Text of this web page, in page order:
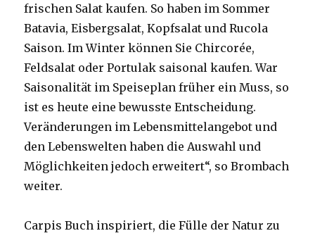
frischen Salat kaufen. So haben im Sommer
Batavia, Eisbergsalat, Kopfsalat und Rucola
Saison. Im Winter können Sie Chircorée,
Feldsalat oder Portulak saisonal kaufen. War
Saisonalität im Speiseplan früher ein Muss, so
ist es heute eine bewusste Entscheidung.
Veränderungen im Lebensmittelangebot und
den Lebenswelten haben die Auswahl und
Möglichkeiten jedoch erweitert“, so Brombach
weiter.
Carpis Buch inspiriert, die Fülle der Natur zu